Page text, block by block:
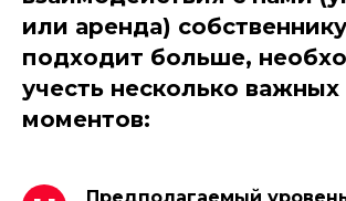
или аренда) собственнику
подходит больше,
учесть несколько важных
моментов: